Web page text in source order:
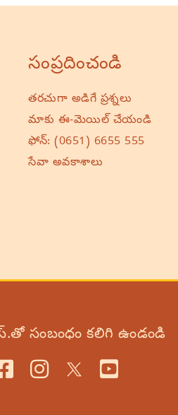
సంప్రదించండి
తరచుగా అడిగే ప్రశ్నలు
మాకు ఈ-మెయిల్ చేయండి
ఫోన్:(0651) 6655 555
సేవా అవకాశాలు
సంబంధం కలిగి ఉండండి